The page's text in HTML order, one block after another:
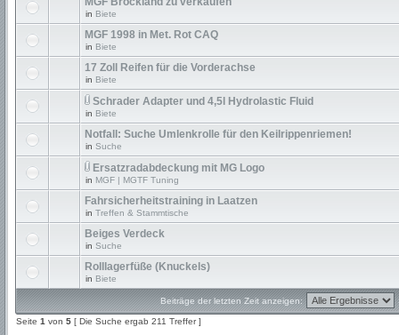
in Biete
MGF 1998 in Met. Rot CAQ
in Biete
17 Zoll Reifen für die Vorderachse
in Biete
Schrader Adapter und 4,5l Hydrolastic Fluid
in Biete
Notfall: Suche Umlenkrolle für den Keilrippenriemen!
in Suche
Ersatzradabdeckung mit MG Logo
in MGF | MGTF Tuning
Fahrsicherheitstraining in Laatzen
in Treffen & Stammtische
Beiges Verdeck
in Suche
Rolllagerfüße (Knuckels)
in Biete
Beiträge der letzten Zeit anzeigen:
Seite 1 von 5 [ Die Suche ergab 211 Treffer ]